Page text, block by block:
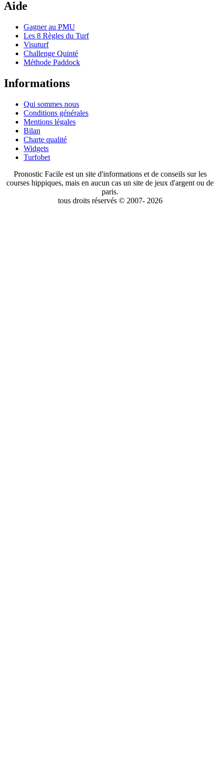
Aide
Gagner au PMU
Les 8 Règles du Turf
Visuturf
Challenge Quinté
Méthode Paddock
Informations
Qui sommes nous
Conditions générales
Mentions légales
Bilan
Charte qualité
Widgets
Turfobet
Pronostic Facile est un site d'informations et de conseils sur les
courses hippiques, mais en aucun cas un site de jeux d'argent ou de
paris.
tous droits réservés © 2007- 2026